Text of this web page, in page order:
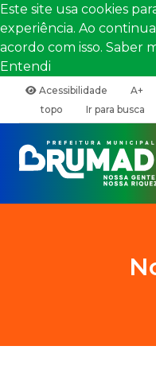
Este site usa cookies
experiência. Ao
acordo com isso. Saber
Entendi
Acessibilidade A+
topo
Ir para busca